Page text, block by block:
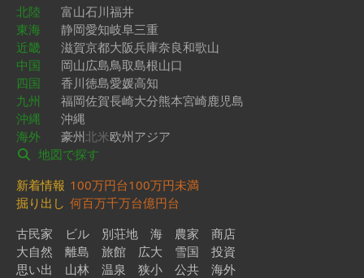
北陸
富山石川福井
東海
静岡愛知岐阜三重
近畿
滋賀京都大阪兵庫奈良和歌山
中国
岡山広島鳥取島根山口
四国
香川徳島愛媛高知
九州
福岡佐賀長崎大分熊本宮崎鹿児島
沖縄
沖縄
海外
豪州北米欧州アジア
地図で探す
新着情報 100万円台100万円未満
掘り出し 何百万千万台億円台
古民家
ビル 別荘地 海 農家
商店
大自然
離島 旅館 広大 雪国
投資
思い出
山林 温泉 狭小 公共
海外